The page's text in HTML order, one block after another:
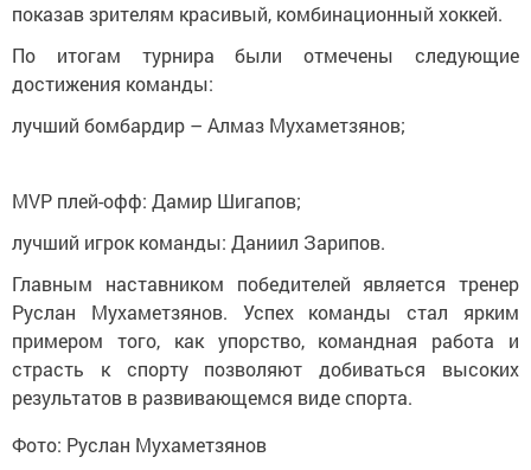
показав зрителям красивый, комбинационный хоккей.
По итогам турнира были отмечены следующие
достижения команды:
лучший бомбардир – Алмаз Мухаметзянов;
МVP плей-офф: Дамир Шигапов;
лучший игрок команды: Даниил Зарипов.
Главным наставником победителей является тренер
Руслан Мухаметзянов. Успех команды стал ярким
примером того, как упорство, командная работа и
страсть к спорту позволяют добиваться высоких
результатов в развивающемся виде спорта.
Фото: Руслан Мухаметзянов